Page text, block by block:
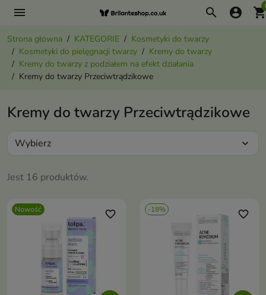
menu search account_circle
Strona główna KATEGORIE
Kosmetyki do twarzy
Kosmetyki do pielęgnacji twarzy
Kremy do twarzy
Kremy do twarzy z podziałem na efekt działania
Kremy do twarzy Przeciwtrądzikowe
Kremy do twarzy Przeciwtrądzikowe
Jest 16 produktów.
Wybierz expand_more
Nowość favorite_border -18% favorite_border